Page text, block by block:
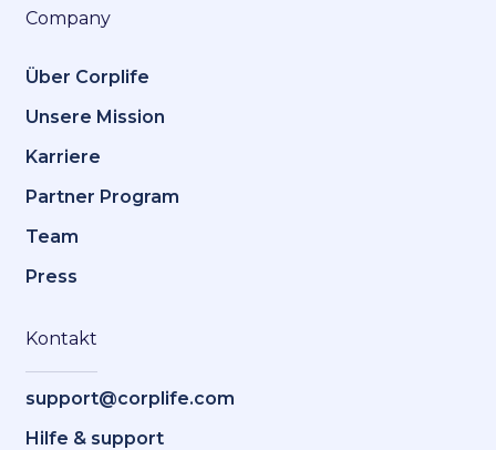
Company
Über Corplife
Unsere Mission
Karriere
Partner Program
Team
Press
Kontakt
support@corplife.com
Hilfe & support